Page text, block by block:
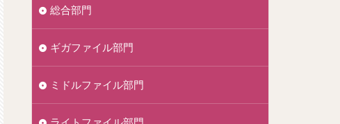
総合部門
ギガファイル部門
ミドルファイル部門